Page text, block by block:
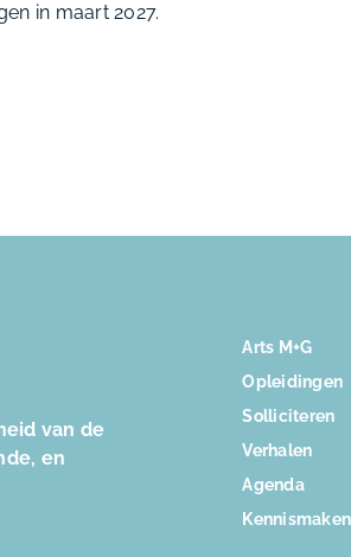
in maart 2027.
van de
en
Arts M+G
Opleidingen
Solliciteren
Verhalen
Agenda
Kennismaken